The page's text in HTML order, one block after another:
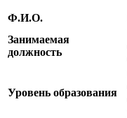
Ф.И.О.
Занимаемая
должность
Уровень образования